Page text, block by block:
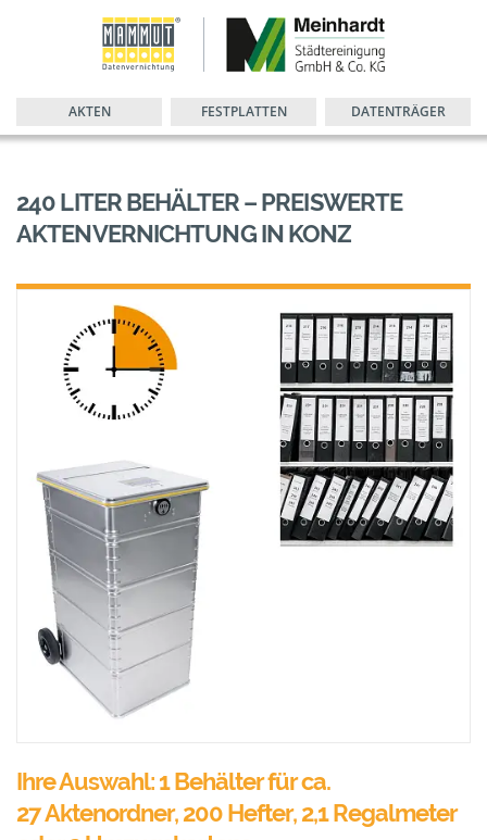
AKTEN FESTPLATTEN DATENTRÄGER
240 LITER BEHÄLTER – PREISWERTE
AKTENVERNICHTUNG IN KONZ
Ihre Auswahl: 1 Behälter für ca.
27 Aktenordner, 200 Hefter, 2,1 Regalmeter